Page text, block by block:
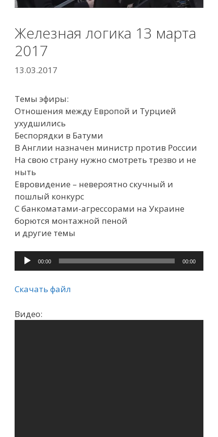
Железная логика 13 марта
2017
13.03.2017
Темы эфиры:
Отношения между Европой и Турцией
ухудшились
Беспорядки в Батуми
В Англии назначен министр против России
На свою страну нужно смотреть трезво и не
ныть
Евровидение – невероятно скучный и
пошлый конкурс
С банкоматами-агрессорами на Украине
борются монтажной пеной
и другие темы
Аудиоплеер
00:00 00:00
Скачать файл
Видео: